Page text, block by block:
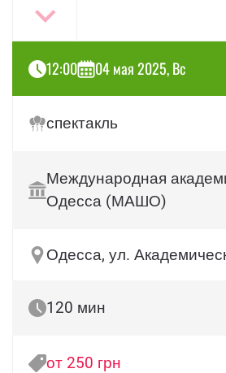
12:00 04 мая 2025, Вс
спектакль
Международная
Одесса (МАШО)
Одесса, ул.
120 мин
от 250 грн